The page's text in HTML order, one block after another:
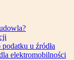
u źródła
elektromobilności